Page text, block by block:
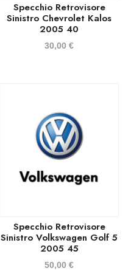
Specchio Retrovisore
Sinistro Chevrolet Kalos
2005 40
30,00€
Specchio Retrovisore
Sinistro Volkswagen Golf 5
2005 45
50,00€